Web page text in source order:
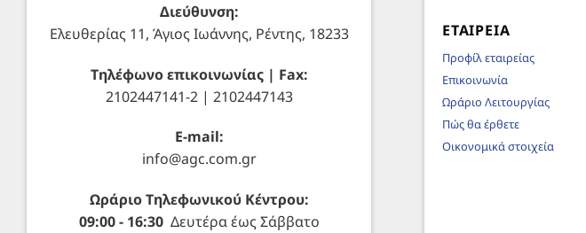
Διεύθυνση:
Ελευθερίας 11, Άγιος Ιωάννης, Ρέντης, 18233
Τηλέφωνο επικοινωνίας | Fax:
2102447141-2 | 2102447143
E-mail:
info@agc.com.gr
Ωράριο Τηλεφωνικού Κέντρου:
09:00 - 16:30Δευτέρα έως Σάββατο
ΕΤΑΙΡΕΊΑ
Προφίλ εταιρείας
Επικοινωνία
Ωράριο Λειτουργίας
Πώς θα έρθετε
Οικονομικά στοιχεία